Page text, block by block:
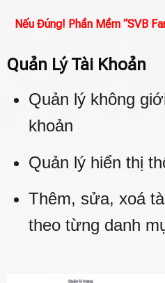
Nếu Đúng! Phần Mềm “SVB
Quản Lý Tài Khoản
Quản lý không
khoản
Quản lý hiển thị
Thêm, sửa, xoá
theo từng danh